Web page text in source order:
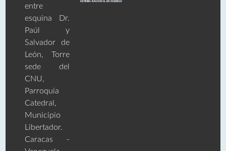
entre
esquina Dr.
Paúl y
Salvador de
León, Torre
sede del
CNU,
Parroquia
Catedral,
Municipio
Libertador.
Caracas -